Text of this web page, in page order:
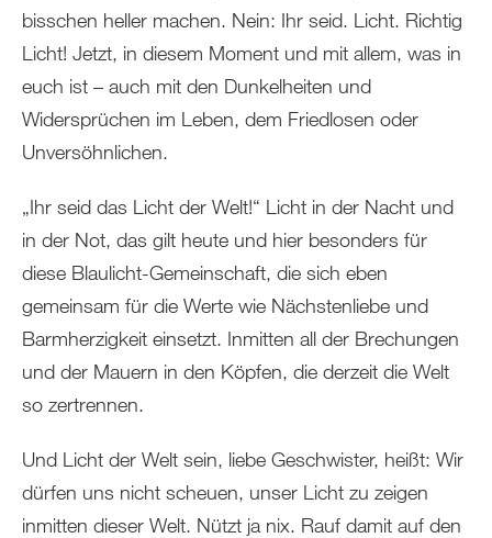
bisschen heller machen. Nein: Ihr seid. Licht. Richtig
Licht! Jetzt, in diesem Moment und mit allem, was in
euch ist – auch mit den Dunkelheiten und
Widersprüchen im Leben, dem Friedlosen oder
Unversöhnlichen.
„Ihr seid das Licht der Welt!“ Licht in der Nacht und
in der Not, das gilt heute und hier besonders für
diese Blaulicht-Gemeinschaft, die sich eben
gemeinsam für die Werte wie Nächstenliebe und
Barmherzigkeit einsetzt. Inmitten all der Brechungen
und der Mauern in den Köpfen, die derzeit die Welt
so zertrennen.
Und Licht der Welt sein, liebe Geschwister, heißt: Wir
dürfen uns nicht scheuen, unser Licht zu zeigen
inmitten dieser Welt. Nützt ja nix. Rauf damit auf den